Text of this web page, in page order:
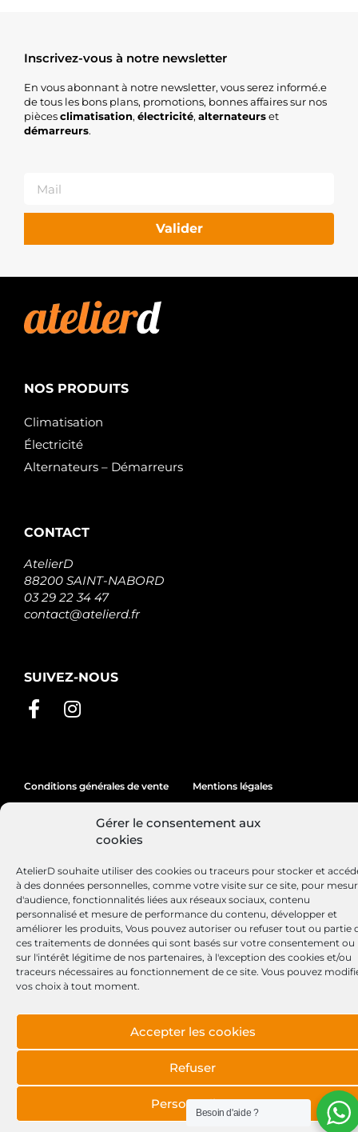
Gérer le consentement aux
cookies
AtelierD souhaite utiliser des cookies ou traceurs pour stocker et
à des données personnelles, comme votre visite sur ce site, pour
d'audience, fonctionnalités liées aux réseaux sociaux, contenu
personnalisé et mesure de performance du contenu, développer et
améliorer les produits, Vous pouvez autoriser ou refuser tout ou partie
ces traitements de données qui sont basés sur votre consentement ou
sur l'intérêt légitime de nos partenaires, à l'exception des cookies et/ou
traceurs nécessaires au fonctionnement de ce site. Vous pouvez
vos choix à tout moment.
Accepter les cookies
Refuser
Personnaliser
Inscrivez-vous à notre newsletter
En vous abonnant à notre newsletter, vous serez informé.e
de tous les bons plans, promotions, bonnes affaires sur nos
piècesclimatisation, électricité, alternateurset
démarreurs.
Valider
NOS PRODUITS
Climatisation
Électricité
Alternateurs – Démarreurs
CONTACT
AtelierD
88200 SAINT-NABORD
03 29 22 34 47
contact@atelierd.fr
SUIVEZ-NOUS
Conditions générales de vente Mentions légales
Site réalisé par Lézards Création
Besoin d'aide ?